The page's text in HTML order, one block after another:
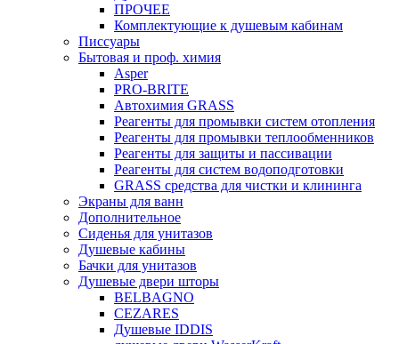
ПРОЧЕЕ
Комплектующие к душевым кабинам
Писсуары
Бытовая и проф. химия
Asper
PRO-BRITE
Автохимия GRASS
Реагенты для промывки систем отопления
Реагенты для промывки теплообменников
Реагенты для защиты и пассивации
Реагенты для систем водоподготовки
GRASS средства для чистки и клининга
Экраны для ванн
Дополнительное
Сиденья для унитазов
Душевые кабины
Бачки для унитазов
Душевые двери шторы
BELBAGNO
CEZARES
Душевые IDDIS